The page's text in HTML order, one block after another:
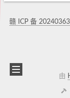
赣 ICP 备
由